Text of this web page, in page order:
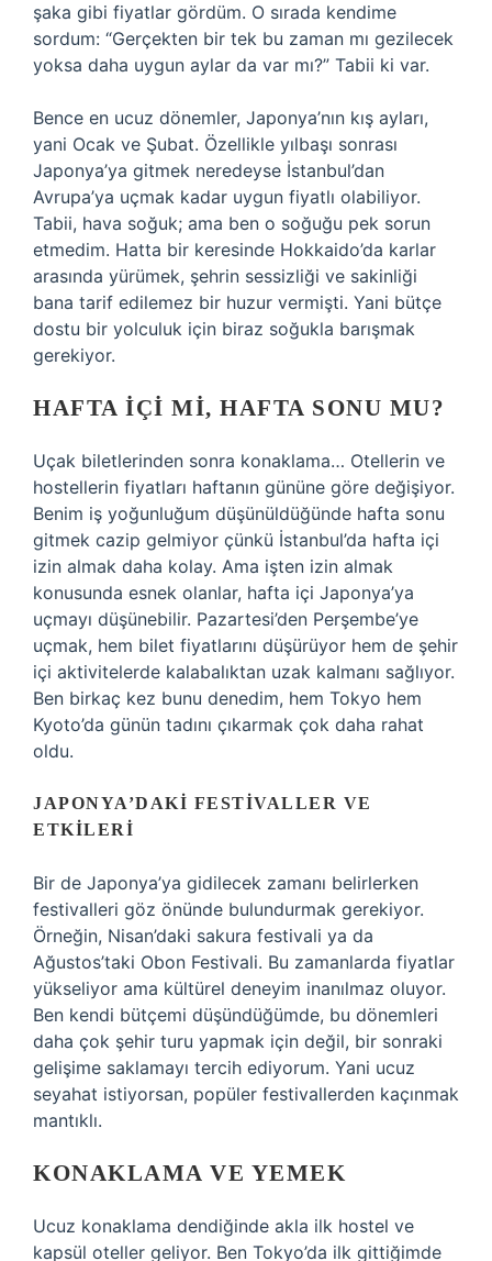
şaka gibi fiyatlar gördüm. O sırada kendime
sordum: “Gerçekten bir tek bu zaman mı gezilecek
yoksa daha uygun aylar da var mı?” Tabii ki var.
Bence en ucuz dönemler, Japonya’nın kış ayları,
yani Ocak ve Şubat. Özellikle yılbaşı sonrası
Japonya’ya gitmek neredeyse İstanbul’dan
Avrupa’ya uçmak kadar uygun fiyatlı olabiliyor.
Tabii, hava soğuk; ama ben o soğuğu pek sorun
etmedim. Hatta bir keresinde Hokkaido’da karlar
arasında yürümek, şehrin sessizliği ve sakinliği
bana tarif edilemez bir huzur vermişti. Yani bütçe
dostu bir yolculuk için biraz soğukla barışmak
gerekiyor.
HAFTA İÇI MI, HAFTA SONU MU?
Uçak biletlerinden sonra konaklama… Otellerin ve
hostellerin fiyatları haftanın gününe göre değişiyor.
Benim iş yoğunluğum düşünüldüğünde hafta sonu
gitmek cazip gelmiyor çünkü İstanbul’da hafta içi
izin almak daha kolay. Ama işten izin almak
konusunda esnek olanlar, hafta içi Japonya’ya
uçmayı düşünebilir. Pazartesi’den Perşembe’ye
uçmak, hem bilet fiyatlarını düşürüyor hem de şehir
içi aktivitelerde kalabalıktan uzak kalmanı sağlıyor.
Ben birkaç kez bunu denedim, hem Tokyo hem
Kyoto’da günün tadını çıkarmak çok daha rahat
oldu.
JAPONYA’DAKI FESTIVALLER VE
ETKILERI
Bir de Japonya’ya gidilecek zamanı belirlerken
festivalleri göz önünde bulundurmak gerekiyor.
Örneğin, Nisan’daki sakura festivali ya da
Ağustos’taki Obon Festivali. Bu zamanlarda fiyatlar
yükseliyor ama kültürel deneyim inanılmaz oluyor.
Ben kendi bütçemi düşündüğümde, bu dönemleri
daha çok şehir turu yapmak için değil, bir sonraki
gelişime saklamayı tercih ediyorum. Yani ucuz
seyahat istiyorsan, popüler festivallerden kaçınmak
mantıklı.
KONAKLAMA VE YEMEK
Ucuz konaklama dendiğinde akla ilk hostel ve
kapsül oteller geliyor. Ben Tokyo’da ilk gittiğimde